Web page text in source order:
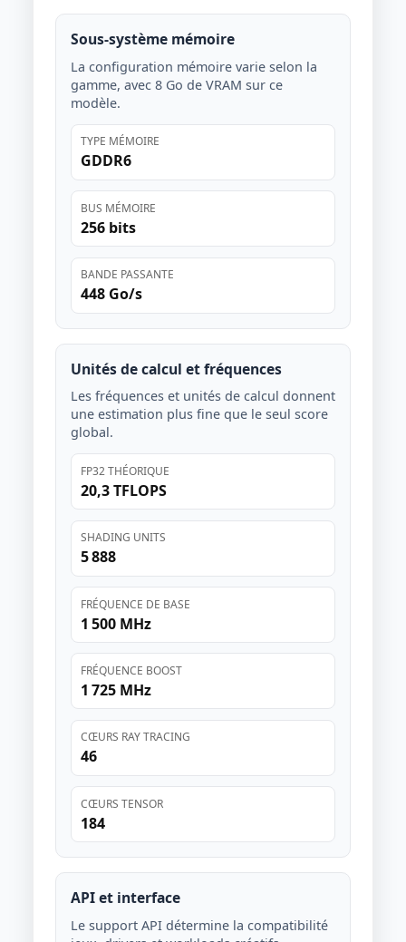
Sous-système mémoire
La configuration mémoire varie selon la
gamme, avec 8 Go de VRAM sur ce
modèle.
TYPE MÉMOIRE
GDDR6
BUS MÉMOIRE
256 bits
BANDE PASSANTE
448 Go/s
Unités de calcul et fréquences
Les fréquences et unités de calcul donnent
une estimation plus fine que le seul score
global.
FP32 THÉORIQUE
20,3 TFLOPS
SHADING UNITS
5 888
FRÉQUENCE DE BASE
1 500 MHz
FRÉQUENCE BOOST
1 725 MHz
CŒURS RAY TRACING
46
CŒURS TENSOR
184
API et interface
Le support API détermine la compatibilité